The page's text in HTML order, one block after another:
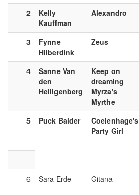
2
Kelly
Kauffman
Alexandro
3
Fynne
Hilberdink
Zeus
4
Sanne Van
den
Heiligenberg
Keep on
dreaming
Myrza's
Myrthe
5
Puck Balder
Coelenhage's
Party Girl
6 Sara Erde Gitana